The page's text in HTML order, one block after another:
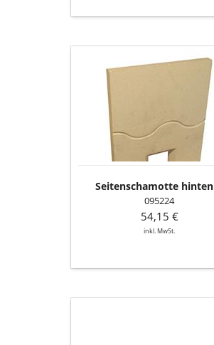
Seitenschamotte
hinten
Seitenschamotte hinten
095224
54,15 €
inkl. MwSt.